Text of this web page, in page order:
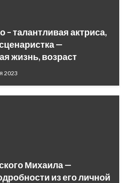
– талантливая актриса,
—
жизнь, возраст
2023
Михаила —
из его личной